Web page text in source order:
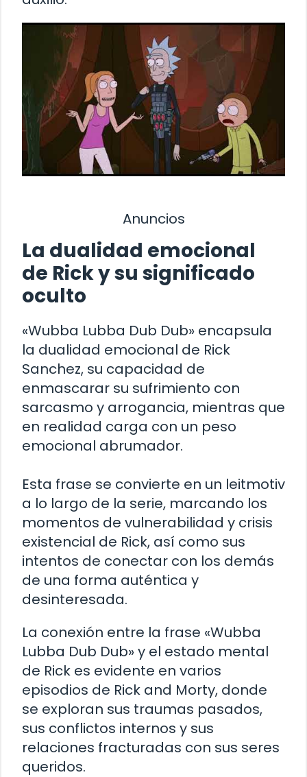
Anuncios
La dualidad emocional
de Rick y su significado
oculto
«Wubba Lubba Dub Dub» encapsula
la dualidad emocional de Rick
Sanchez, su capacidad de
enmascarar su sufrimiento con
sarcasmo y arrogancia, mientras que
en realidad carga con un peso
emocional abrumador.
Esta frase se convierte en un leitmotiv
a lo largo de la serie, marcando los
momentos de vulnerabilidad y crisis
existencial de Rick, así como sus
intentos de conectar con los demás
de una forma auténtica y
desinteresada.
La conexión entre la frase «Wubba
Lubba Dub Dub» y el estado mental
de Rick es evidente en varios
episodios de Rick and Morty, donde
se exploran sus traumas pasados,
sus conflictos internos y sus
relaciones fracturadas con sus seres
queridos.